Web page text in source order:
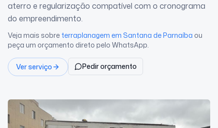
aterro e regularização compatível com o cronograma
do empreendimento.
Veja mais sobre terraplanagem em Santana de Parnaíba ou
peça um orçamento direto pelo WhatsApp.
Ver serviço Pedir orçamento